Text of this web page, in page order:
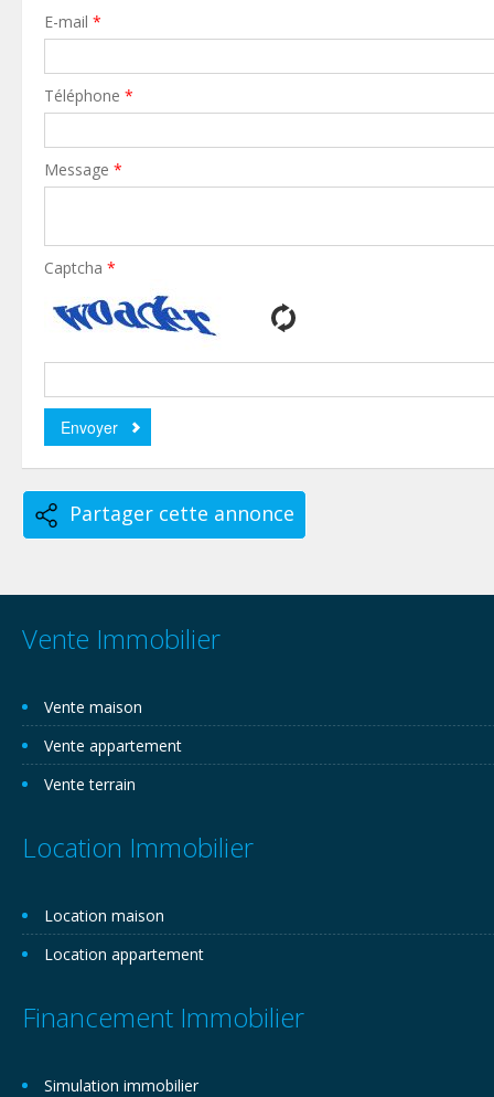
E-mail *
Téléphone *
Message *
Captcha *
Partager cette annonce
Vente Immobilier
Vente maison
Vente appartement
Vente terrain
Location Immobilier
Location maison
Location appartement
Financement Immobilier
Simulation immobilier